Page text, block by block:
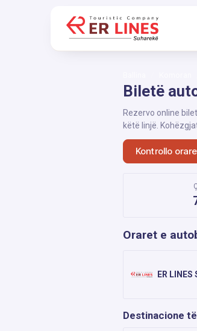
Biletë
Rezervo online
këtë linjë.
Kontrollo
Oraret e
ER LINES
Destinacione